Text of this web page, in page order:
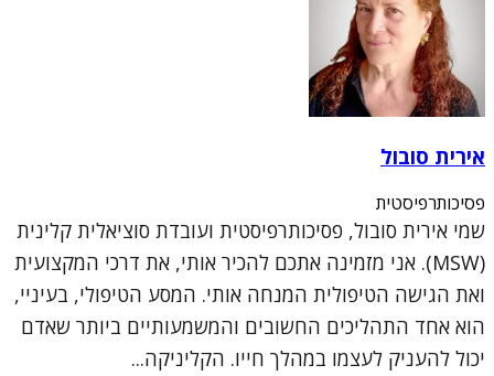
אירית סובול
פסיכותרפיסטית
שמי אירית סובול, פסיכותרפיסטית ועובדת סוציאלית קלינית
(MSW). אני מזמינה אתכם להכיר אותי, את דרכי המקצועית
ואת הגישה הטיפולית המנחה אותי. המסע הטיפולי, בעיניי,
הוא אחד התהליכים החשובים והמשמעותיים ביותר שאדם
יכול להעניק לעצמו במהלך חייו. הקליניקה...